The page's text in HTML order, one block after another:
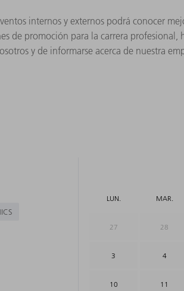
internos y externos podrá conocer
de promoción para la carrera
y de informarse acerca de nuestra
LUN. MAR.
27 28
3 4
10 11